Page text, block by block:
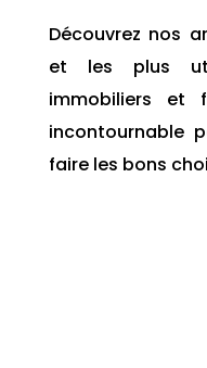
Découvrez nos
et les plus
immobiliers et
incontournable
faire les bons